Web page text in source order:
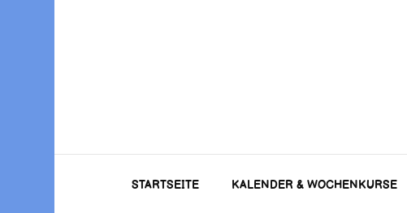
STARTSEITE KALENDER & WOCHENKURSE